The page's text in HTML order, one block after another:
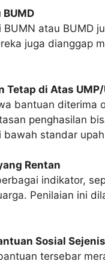
atau BUMD
juga dianggap
di Atas UMP/
bantuan diterima
penghasilan
standar
Rentan
indikator,
Penilaian ini
Sosial
tersebar